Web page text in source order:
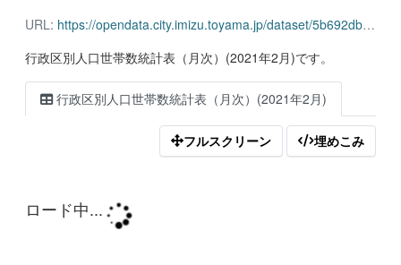
URL: https://opendata.city.imizu.toyama.jp/dataset/5b692db4-1303-451a-87ad-9f7969ac6142/resource/65ba1896-e7ea-4b66-861f-f7d07023525d/download/162116_household_population_202102.csv
行政区別人口世帯数統計表（月次）(2021年2月)です。
行政区別人口世帯数統計表（月次）(2021年2月)
フルスクリーン 埋めこみ